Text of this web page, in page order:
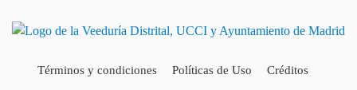
Términos y condiciones Políticas de Uso Créditos